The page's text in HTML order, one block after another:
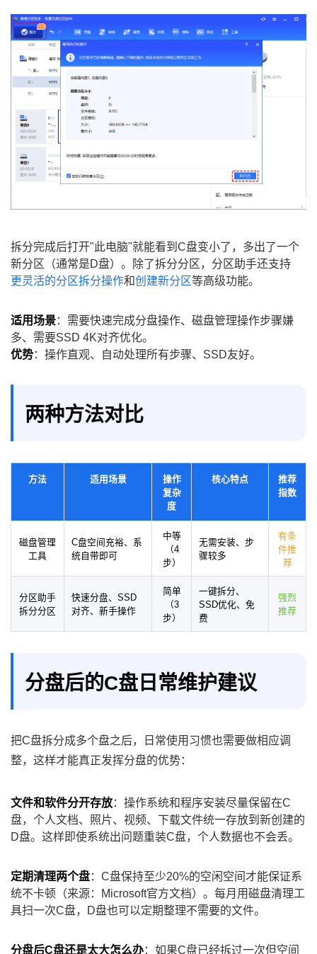
拆分完成后打开"此电脑"就能看到C盘变小了，多出了一个
新分区（通常是D盘）。除了拆分分区，分区助手还支持
更灵活的分区拆分操作和创建新分区等高级功能。
适用场景：需要快速完成分盘操作、磁盘管理操作步骤嫌
多、需要SSD 4K对齐优化。
优势：操作直观、自动处理所有步骤、SSD友好。
两种方法对比
方法 适用场景
操作
复杂
度
核心特点
推荐
指数
磁盘管理
工具
C盘空间充裕、系
统自带即可
中等
（4
步）
无需安装、步
骤较多
有条
件推
荐
分区助手
拆分分区
快速分盘、SSD
对齐、新手操作
简单
（3
步）
一键拆分、
SSD优化、免
费
强烈
推荐
分盘后的C盘日常维护建议
把C盘拆分成多个盘之后，日常使用习惯也需要做相应调
整，这样才能真正发挥分盘的优势：
文件和软件分开存放：操作系统和程序安装尽量保留在C
盘，个人文档、照片、视频、下载文件统一存放到新创建的
D盘。这样即使系统出问题重装C盘，个人数据也不会丢。
定期清理两个盘：C盘保持至少20%的空闲空间才能保证系
统不卡顿（来源：Microsoft官方文档）。每月用磁盘清理工
具扫一次C盘，D盘也可以定期整理不需要的文件。
分盘后C盘还是太大怎么办：如果C盘已经拆过一次但空间